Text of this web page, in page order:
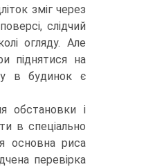
зміг через
слідчий
огляду. Але
піднятися на
в будинок є
обстановки і
в спеціально
основна риса
перевірка